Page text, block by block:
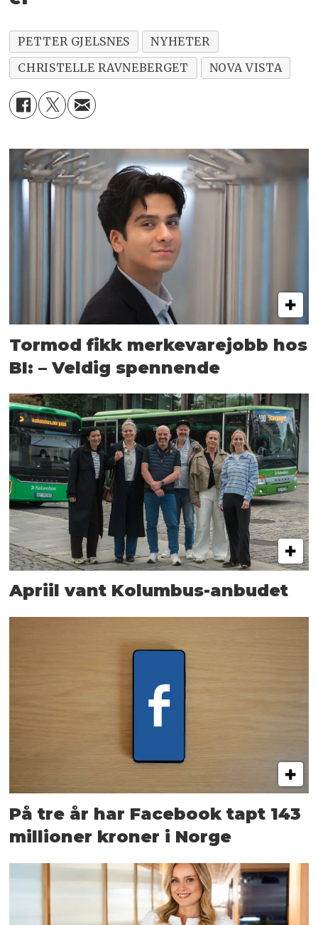
PETTER GJELSNES
NYHETER
CHRISTELLE RAVNEBERGET
NOVA VISTA
Tormod fikk merkevarejobb hos
BI: – Veldig spennende
Apriil vant Kolumbus-anbudet
På tre år har Facebook tapt 143
millioner kroner i Norge